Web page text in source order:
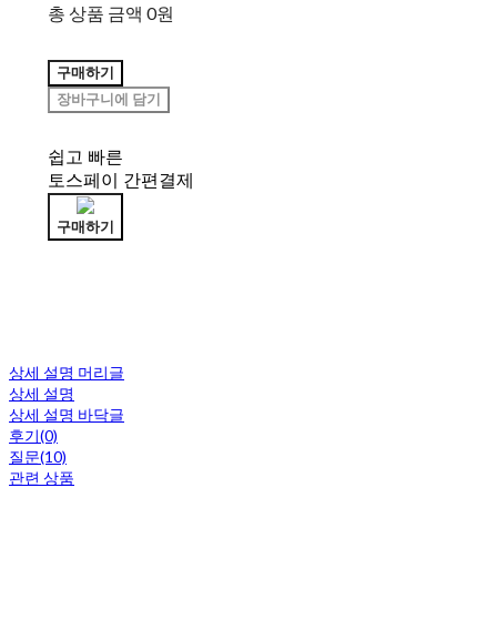
총 상품 금액 0원
구매하기
장바구니에 담기
쉽고 빠른
토스페이 간편결제
구매하기
상세 설명 머리글
상세 설명
상세 설명 바닥글
후기(0)
질문(10)
관련 상품